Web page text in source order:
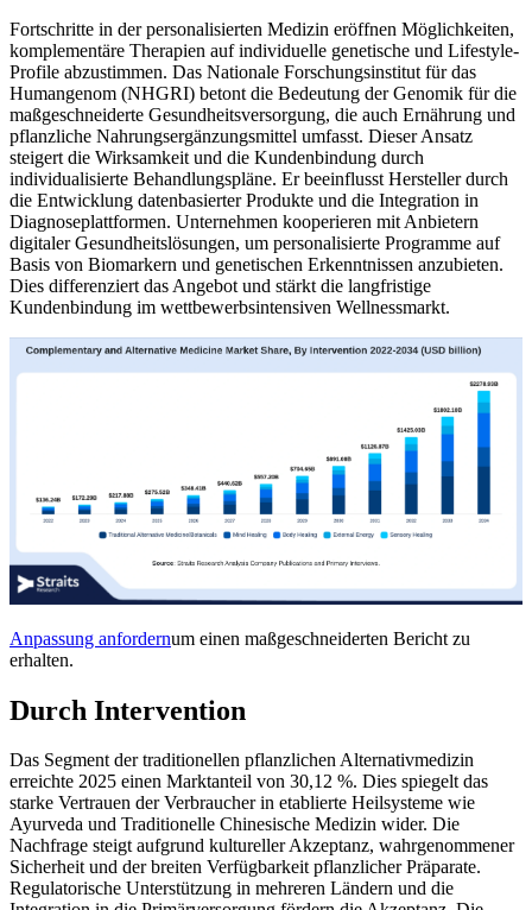
Fortschritte in der personalisierten Medizin eröffnen Möglichkeiten,
komplementäre Therapien auf individuelle genetische und Lifestyle-
Profile abzustimmen. Das Nationale Forschungsinstitut für das
Humangenom (NHGRI) betont die Bedeutung der Genomik für die
maßgeschneiderte Gesundheitsversorgung, die auch Ernährung und
pflanzliche Nahrungsergänzungsmittel umfasst. Dieser Ansatz
steigert die Wirksamkeit und die Kundenbindung durch
individualisierte Behandlungspläne. Er beeinflusst Hersteller durch
die Entwicklung datenbasierter Produkte und die Integration in
Diagnoseplattformen. Unternehmen kooperieren mit Anbietern
digitaler Gesundheitslösungen, um personalisierte Programme auf
Basis von Biomarkern und genetischen Erkenntnissen anzubieten.
Dies differenziert das Angebot und stärkt die langfristige
Kundenbindung im wettbewerbsintensiven Wellnessmarkt.
Anpassung anfordernum einen maßgeschneiderten Bericht zu
erhalten.
Durch Intervention
Das Segment der traditionellen pflanzlichen Alternativmedizin
erreichte 2025 einen Marktanteil von 30,12 %. Dies spiegelt das
starke Vertrauen der Verbraucher in etablierte Heilsysteme wie
Ayurveda und Traditionelle Chinesische Medizin wider. Die
Nachfrage steigt aufgrund kultureller Akzeptanz, wahrgenommener
Sicherheit und der breiten Verfügbarkeit pflanzlicher Präparate.
Regulatorische Unterstützung in mehreren Ländern und die